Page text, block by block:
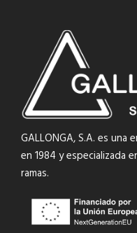
GALLONGA, S.A. es una
en 1984 y especializada
ramas.